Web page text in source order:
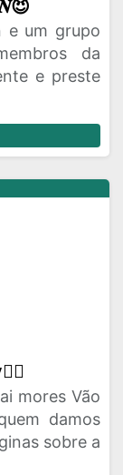
e um grupo
da
e preste
mores Vão
damos
sobre a